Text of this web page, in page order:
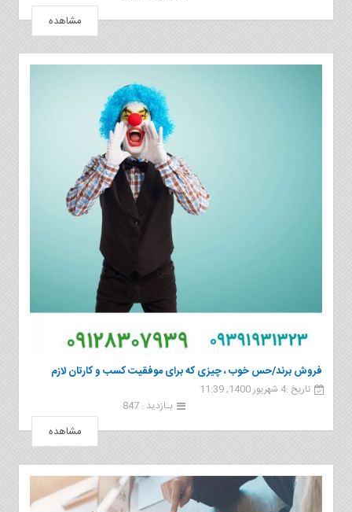
مشاهده
فروش برند/حس خوب ، چیزی که برای موفقیت کسب و کارتان لازم
داریدتاریخ :4 شهریور 1400, 11:39
بـازدید : 847
مشاهده